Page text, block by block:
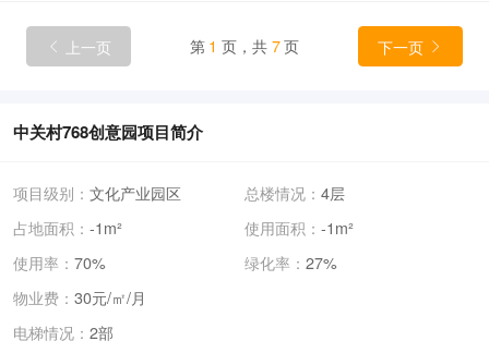
 上一页 第 1 页，共 7页 下一页 
中关村768创意园项目简介
项目级别： 文化产业园区 总楼情况： 4层
占地面积： -1m² 使用面积： -1m²
使用率： 70% 绿化率： 27%
物业费： 30元/㎡/月
电梯情况： 2部